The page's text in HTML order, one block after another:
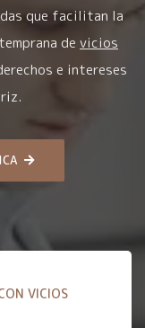
que facilitan la
de vicios
e intereses
VICIOS